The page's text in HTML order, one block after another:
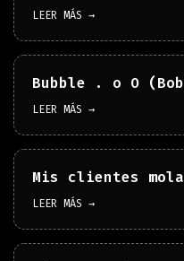
LEER MÁS →
Bubble . o O
LEER MÁS →
Mis clientes
LEER MÁS →